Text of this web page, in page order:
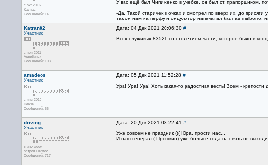
с окт 2016
Каунас
Сообщений: 14
У вас ещё был Чипиженко в учебке, он был ст. прапорщиком,
-Да. Такой старичек в очках и смотрел по вверх их. до
так он нам на перфу и ондулятор напечатал kaunas malborro.
Katran82
Участник
с ноя 2011
Актюбинск
Сообщений: 103
Дата: 04 Дек 2021 20:06:30 #
Всех служивых 83521 со столетием части, которое было в
amadeos
Участник
с янв 2010
Пенза
Сообщений: 66
Дата: 05 Дек 2021 11:52:28 #
Ура! Ура! Ура! Хоть какая-то радостная весть! Всем - крепости
driving
Участник
с июл 2009
остров Патмос
Сообщений: 717
Дата: 20 Дек 2021 08:22:41 #
Уже совсем не праздник ((( Юра, прости нас...
И наш генерал ( Прошкин) уже больше года на связь не